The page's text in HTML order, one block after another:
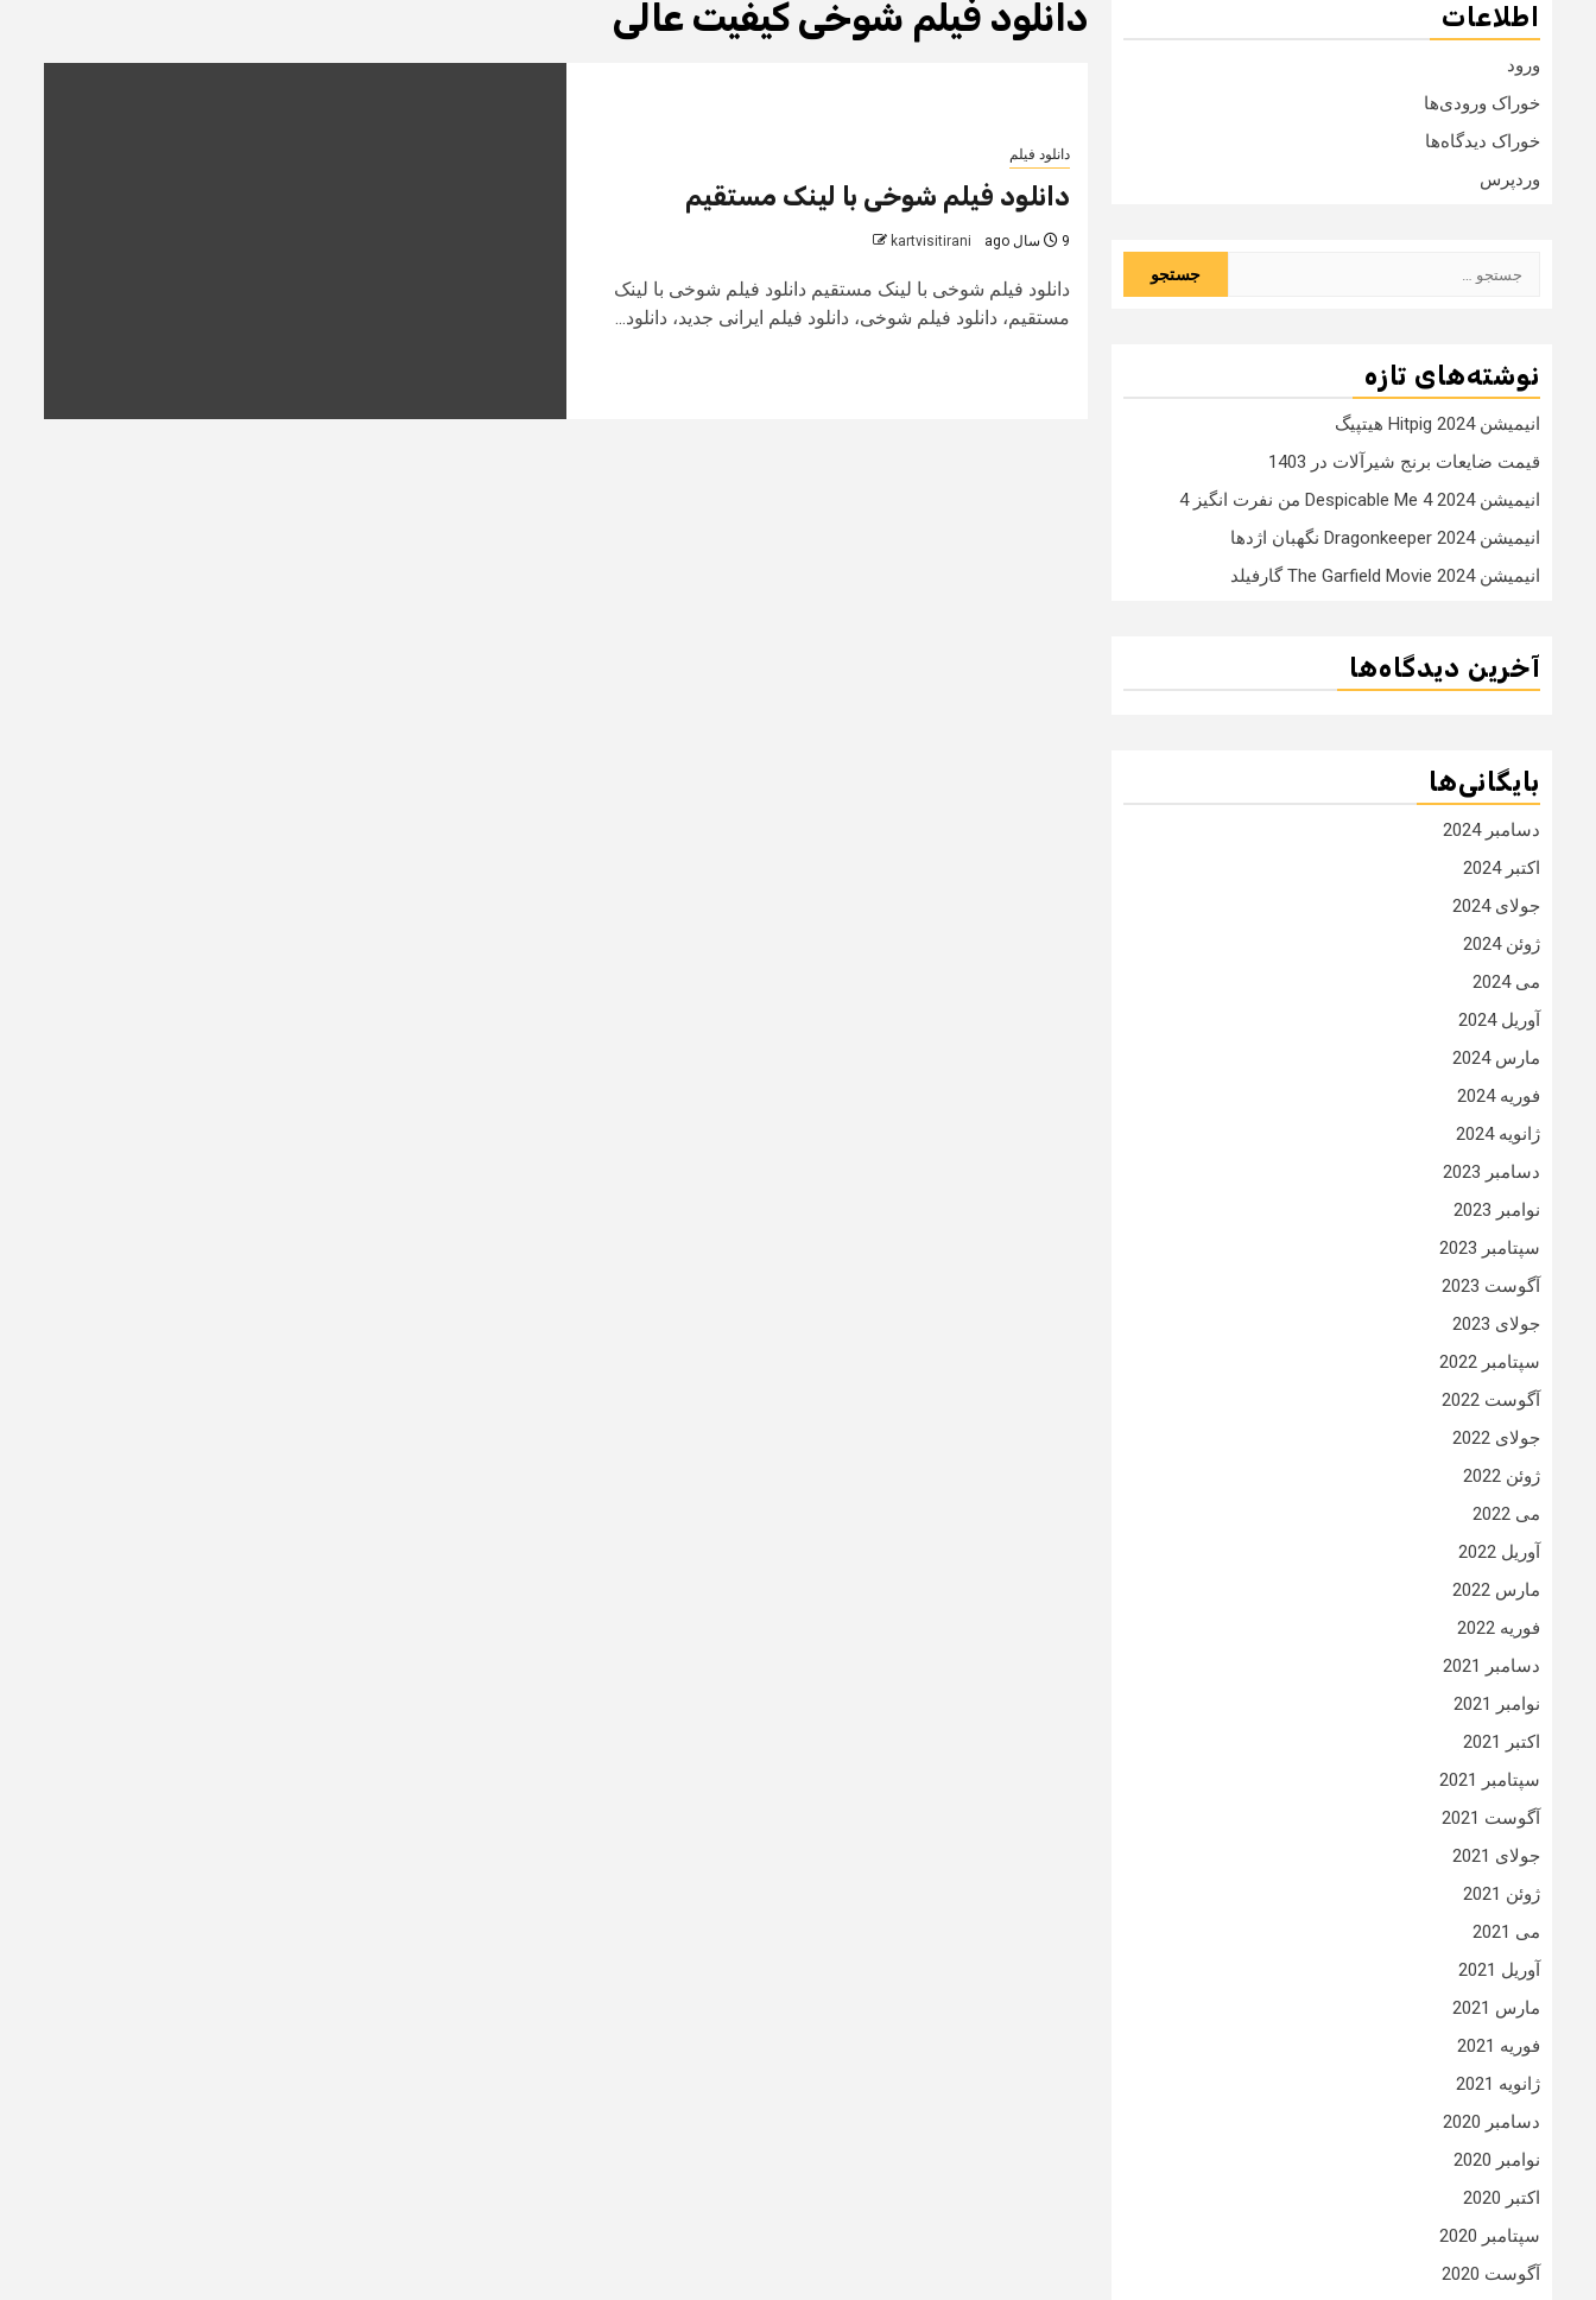
دانلود فیلم شوخی کیفیت عالی
دانلود فیلم
دانلود فیلم شوخی با لینک مستقیم
9 سال ago kartvisitirani
دانلود فیلم شوخی با لینک مستقیم دانلود فیلم شوخی با لینک
مستقیم، دانلود فیلم شوخی، دانلود فیلم ایرانی جدید، دانلود...
اطلاعات
ورود
خوراک ورودی‌ها
خوراک دیدگاه‌ها
وردپرس
نوشته‌های تازه
انیمیشن Hitpig 2024 هیتپیگ
قیمت ضایعات برنج شیرآلات در 1403
انیمیشن Despicable Me 4 2024 من نفرت انگیز 4
انیمیشن Dragonkeeper 2024 نگهبان اژدها
انیمیشن The Garfield Movie 2024 گارفیلد
آخرین دیدگاه‌ها
بایگانی‌ها
دسامبر 2024
اکتبر 2024
جولای 2024
ژوئن 2024
می 2024
آوریل 2024
مارس 2024
فوریه 2024
ژانویه 2024
دسامبر 2023
نوامبر 2023
سپتامبر 2023
آگوست 2023
جولای 2023
سپتامبر 2022
آگوست 2022
جولای 2022
ژوئن 2022
می 2022
آوریل 2022
مارس 2022
فوریه 2022
دسامبر 2021
نوامبر 2021
اکتبر 2021
سپتامبر 2021
آگوست 2021
جولای 2021
ژوئن 2021
می 2021
آوریل 2021
مارس 2021
فوریه 2021
ژانویه 2021
دسامبر 2020
نوامبر 2020
اکتبر 2020
سپتامبر 2020
آگوست 2020